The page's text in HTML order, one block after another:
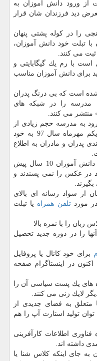
از ورود دانش آموزان به
دید فرزندان شان قرار
از دانش آموزان تبلت های 7 اینچی را در كوله پشتی پنهان
با تبلت خود دانش آموزان،
می كنند.
5 میلیون ریال است با رم یك گیگابایتی و
می آید برای دانش آموزان مناسب
است كه بی درنگ پدران
مدرسه را در شبكه های
می كنند.
به مدرسه حجم زیادی از
فضای شبكه های اجتماعی را در روز یكم مهرماه سال 97 به خود
پدران و مادران به اطلاع
اما جنس رفتاری این دانش آموزان با دانش آموزان 10 سال پیش
در عكس را نمی پسندند و
از سواد رسانه ای بالای
در موردتلفن همراه یا تبلت
زبان را با نمره بالا
را در دوره جدید تحصیل
برای خود كانال یا پروفایل
اكنون در اینستاگرام صفحه
های یك پست سیاسی آن را
لایك زنی می كنند.
متعلق به فضای جدیدی از
تولید استارت آپ را هم
اطلاعات كارآفرینی
داشته اند.
به جای اینكه كلاس شنا یا